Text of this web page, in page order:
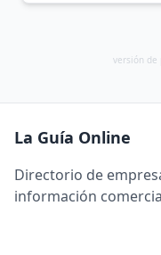
versión de
La Guía Online
Directorio de
información